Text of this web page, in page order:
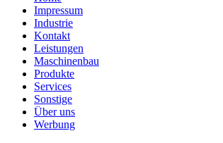
Impressum
Industrie
Kontakt
Leistungen
Maschinenbau
Produkte
Services
Sonstige
Über uns
Werbung